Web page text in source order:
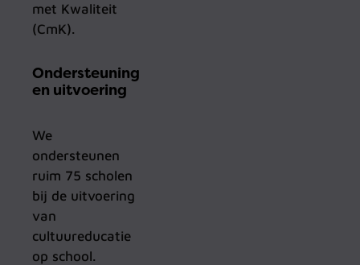
met Kwaliteit
(CmK).
Ondersteuning
en uitvoering
We
ondersteunen
ruim 75 scholen
bij de uitvoering
van
cultuureducatie
op school.